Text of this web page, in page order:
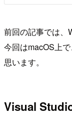
前回の記事では、
今回はmacOS上
思います。
Visual